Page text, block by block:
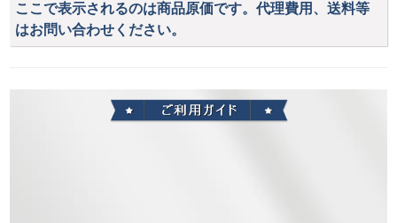
ここで表示されるのは商品原価です。代理費用、送料等
はお問い合わせください。